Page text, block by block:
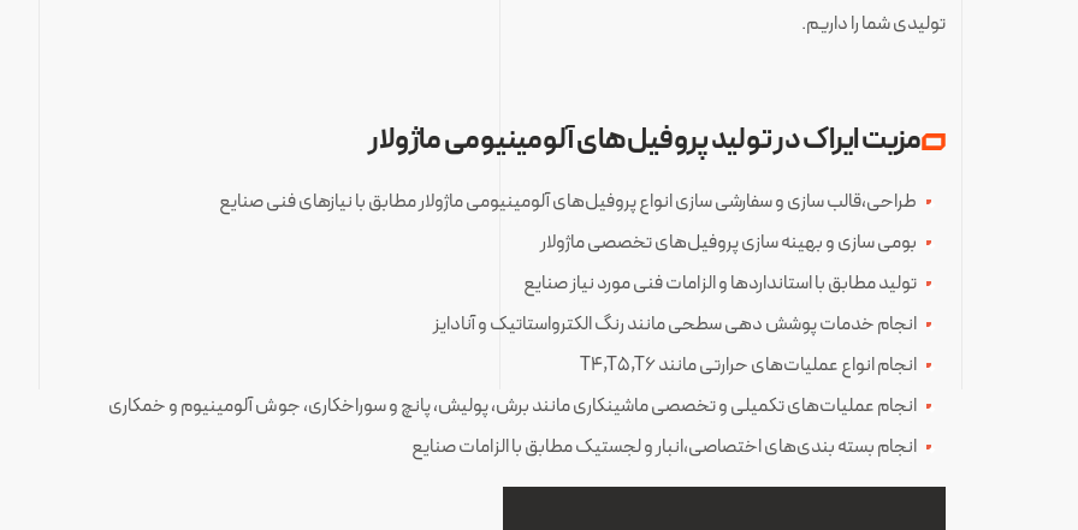
تولیدی شما را داریم.
مزیت ایراک در تولید پروفیل‌های آلومینیومی ماژولار
طراحی،قالب سازی و سفارشی سازی انواع پروفیل‌های آلومینیومی ماژولار مطابق با نیازهای فنی صنایع
بومی سازی و بهینه سازی پروفیل‌های تخصصی ماژولار
تولید مطابق با استانداردها و الزامات فنی مورد نیاز صنایع
انجام خدمات پوشش دهی سطحی مانند رنگ الکترواستاتیک و آنادایز
انجام انواع عملیات‌های حرارتی مانند T4,T5,T6
انجام عملیات‌های تکمیلی و تخصصی ماشینکاری مانند برش، پولیش، پانچ و سوراخکاری، جوش آلومینیوم و خمکاری
انجام بسته بندی‌های اختصاصی،انبار و لجستیک مطابق با الزامات صنایع